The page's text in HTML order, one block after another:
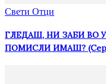
Свети Отци
ГЛЕДАШ, НИ ЗАБИ ВО
ПОМИСЛИ ИМАШ?